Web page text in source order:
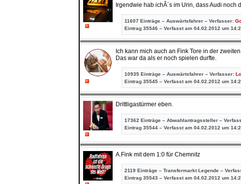
Irgendwie hab ichÂ´s im Urin, dass Audi noch
11607 Einträge – Auswärtsfahrer – Verfasser:
Eintrag 35546 – Verfasst am 04.02.2012 um
Ich kann mich auch an Fink Tore in der
Das war da als er noch spielen durfte.
10935 Einträge – Auswärtsfahrer – Verfasser:
Eintrag 35545 – Verfasst am 04.02.2012 um
Drittligastürmer eben.
17362 Einträge – Abwahlantragssteller –
Eintrag 35544 – Verfasst am 04.02.2012 um
A.Fink mit dem 1:0 für Chemnitz
2119 Einträge – Transfermarkt Legende –
Eintrag 35543 – Verfasst am 04.02.2012 um